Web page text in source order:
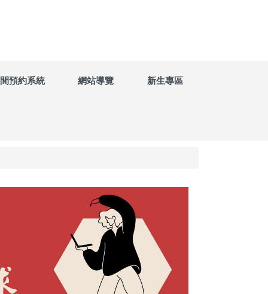
預約系統 網站導覽 新生專區